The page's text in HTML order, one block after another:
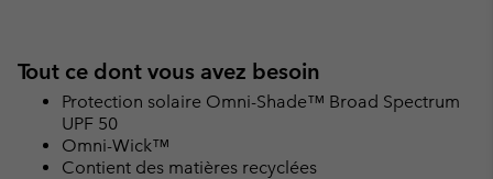
Tout ce dont vous avez besoin
Protection solaire Omni-Shade™ Broad Spectrum
UPF 50
Omni-Wick™
Contient des matières recyclées